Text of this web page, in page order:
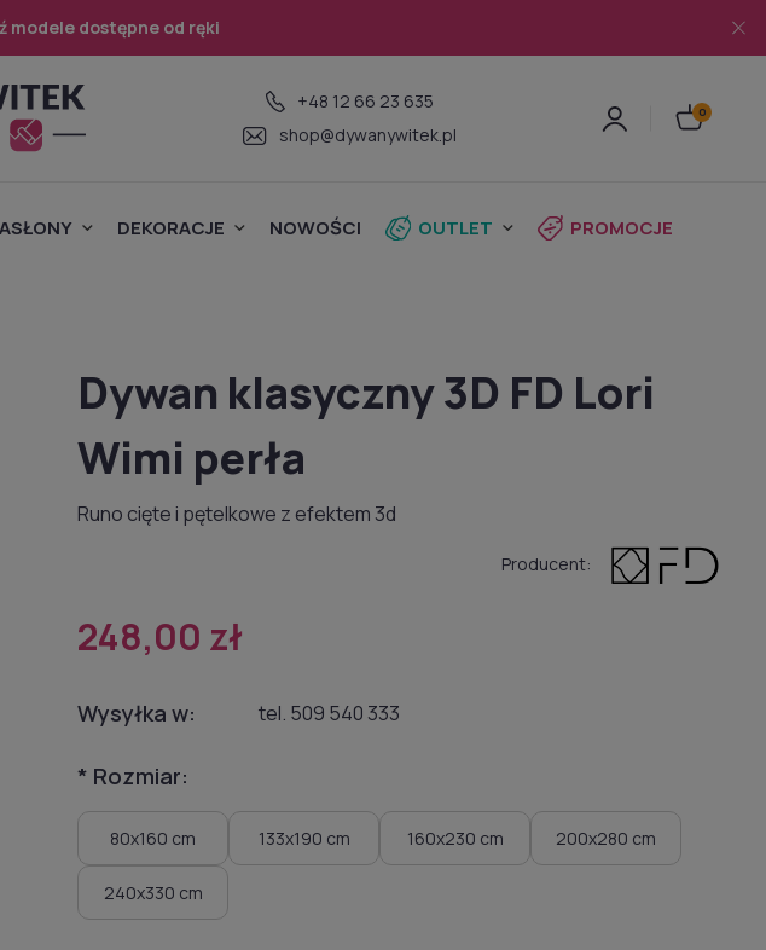
modele dostępne od ręki
+48 12 66 23 635
shop@dywanywitek.pl
DEKORACJE NOWOŚCI OUTLET PROMOCJE
Dywan klasyczny 3D FD Lori
Wimi perła
Runo cięte i pętelkowe z efektem 3d
Producent:
248,00 zł
Wysyłka w: tel. 509 540 333
* Rozmiar:
80x160 cm 133x190 cm 160x230 cm 200x280 cm
240x330 cm